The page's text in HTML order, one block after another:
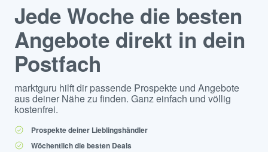
Jede Woche die besten
Angebote direkt in dein
Postfach
marktguru hilft dir passende Prospekte und Angebote
aus deiner Nähe zu finden. Ganz einfach und völlig
kostenfrei.
Prospekte deiner Lieblingshändler
Wöchentlich die besten Deals